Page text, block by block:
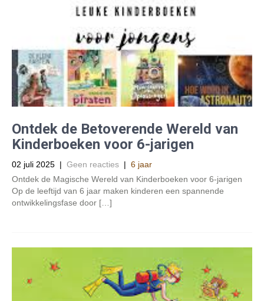
Ontdek de Betoverende Wereld van
Kinderboeken voor 6-jarigen
02 juli 2025 | Geen reacties | 6 jaar
Ontdek de Magische Wereld van Kinderboeken voor 6-jarigen
Op de leeftijd van 6 jaar maken kinderen een spannende
ontwikkelingsfase door […]